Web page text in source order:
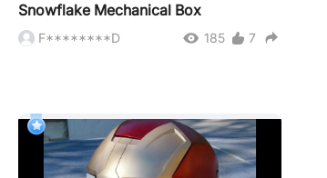
Snowflake Mechanical Box
F********D 185 7